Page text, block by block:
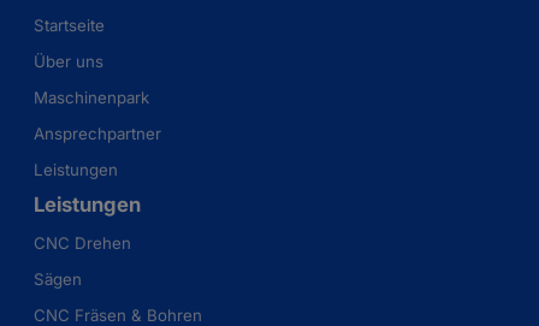
Startseite
Über uns
Maschinenpark
Ansprechpartner
Leistungen
Leistungen
CNC Drehen
Sägen
CNC Fräsen & Bohren